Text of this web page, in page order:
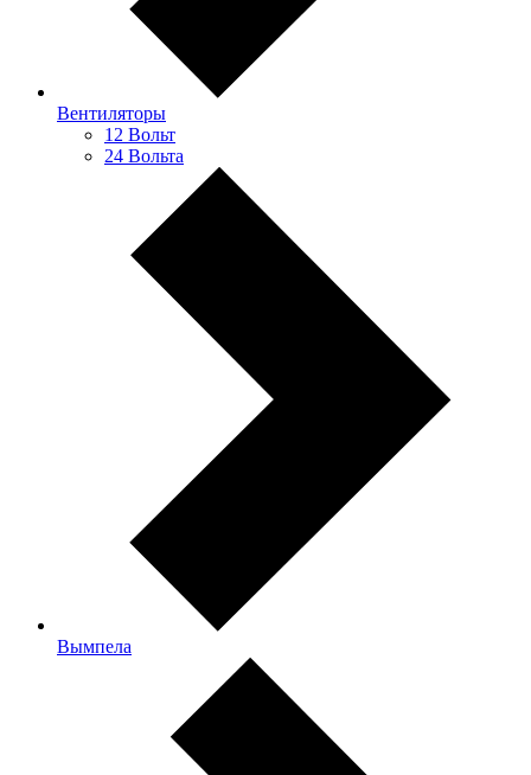
Вентиляторы
12 Вольт
24 Вольта
Вымпела